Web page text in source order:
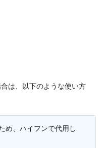
は、以下のような使い方
め、ハイフンで代用し